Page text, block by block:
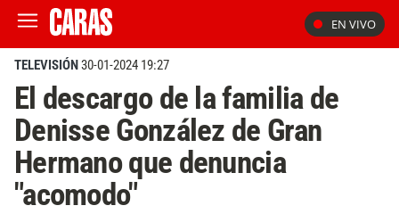
EN VIVO
TELEVISIÓN30-01-2024 19:27
El descargo de la familia de
Denisse González de Gran
Hermano que denuncia
"acomodo"